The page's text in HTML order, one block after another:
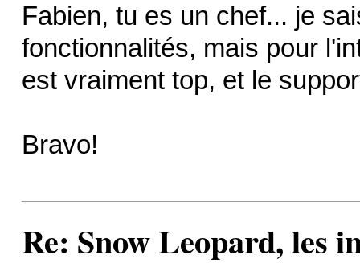
Fabien, tu es un chef... je
fonctionnalités, mais pour
est vraiment top, et le
Bravo!
Re: Snow Leopard, les